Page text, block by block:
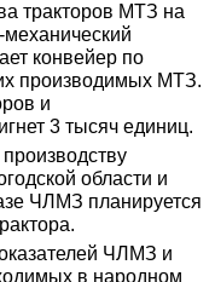
тракторов МТЗ на
конвейер по
производимых МТЗ.
и
3 тысяч единиц.
области и
ЧЛМЗ планируется
ЧЛМЗ и
в народном